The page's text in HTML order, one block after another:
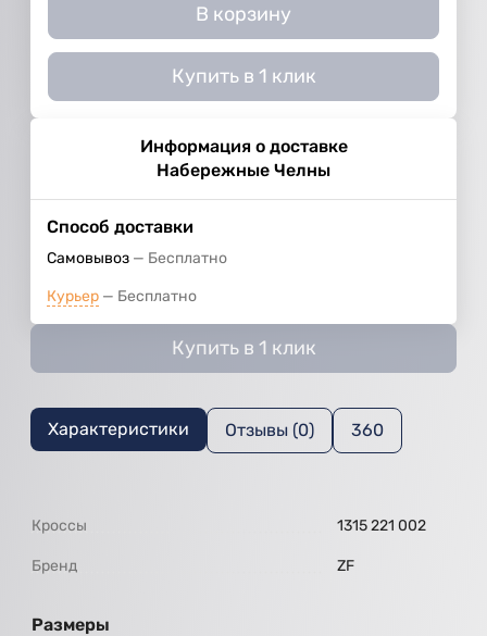
В корзину
Купить в 1 клик
Информация о доставке
Набережные Челны
Способ доставки
Самовывоз Бесплатно
Курьер Бесплатно
Купить в 1 клик
Характеристики Отзывы (0) 360
Кроссы 1315 221 002
Бренд ZF
Размеры